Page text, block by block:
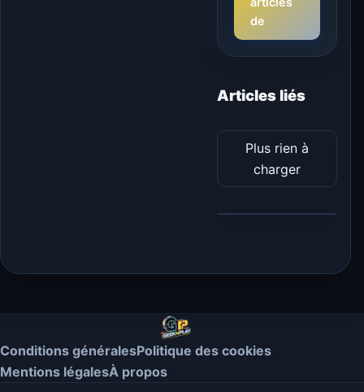
de
Articles liés
Plus rien à
charger
Conditions généralesPolitique des cookies
Mentions légalesÀ propos